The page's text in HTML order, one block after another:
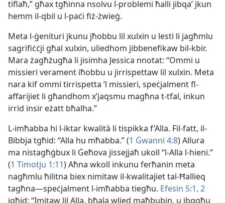
tiflaħ,” għax tgħinna nsolvu l-​problemi ħalli jibqaʼ jkun
hemm il-​qbil u l-​paċi fiż-​żwieġ.
Meta l-​ġenituri jkunu jħobbu lil xulxin u lesti li jagħmlu
sagrifiċċji għal xulxin, uliedhom jibbenefikaw bil-​kbir.
Mara żagħżugħa li jisimha Jessica nnotat: “Ommi u
missieri verament iħobbu u jirrispettaw lil xulxin. Meta
nara kif ommi tirrispetta ’l missieri, speċjalment fl-​
affarijiet li għandhom x’jaqsmu magħna t-​tfal, inkun
irrid insir eżatt bħalha.”
L-​imħabba hi l-​iktar kwalità li tispikka f’Alla. Fil-​fatt, il-​
Bibbja tgħid: “Alla hu mħabba.” (1 Ġwanni 4:8) Allura
ma nistagħġbux li Ġeħova jissejjaħ ukoll “l-​Alla l-​hieni.”
(1 Timotju 1:11) Aħna wkoll inkunu ferħanin meta
nagħmlu ħilitna biex nimitaw il-​kwalitajiet tal-​Ħallieq
tagħna—speċjalment l-​imħabba tiegħu. Efesin 5:1, 2
jgħid: “Imitaw lil Alla, bħala wlied maħbubin, u ibqgħu